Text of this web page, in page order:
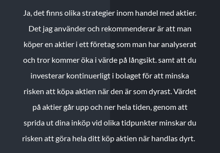
Ja, det finns olika strategier inom handel med aktier.
Det jag använder och rekommenderar är att man
köper en aktier i ett företag som man har analyserat
och tror kommer öka i värde på långsikt. samt att du
investerar kontinuerligt i bolaget för att minska
risken att köpa aktien när den är som dyrast. Värdet
på aktier går upp och ner hela tiden, genom att
sprida ut dina inköp vid olika tidpunkter minskar du
risken att göra hela ditt köp aktien när handlas dyrt.